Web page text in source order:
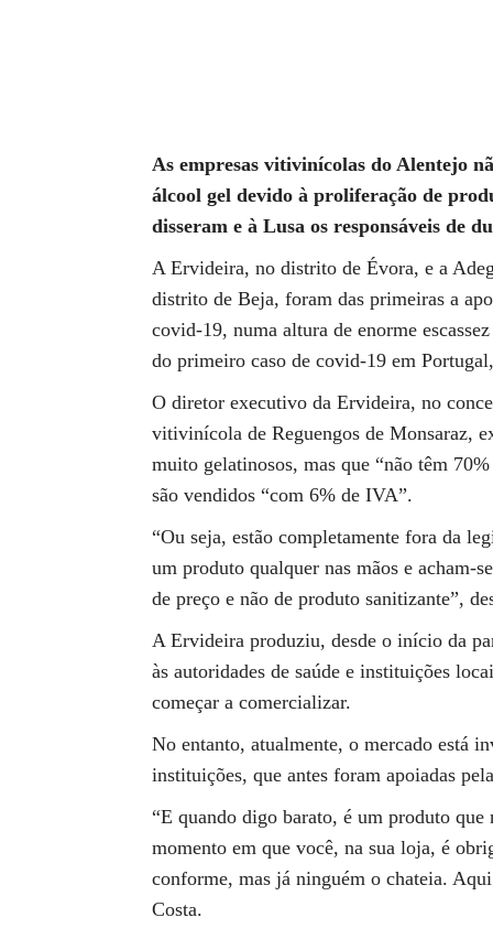
As empresas vitivinícolas do Alentejo
álcool gel devido à proliferação de
disseram e à Lusa os responsáveis de
A Ervideira, no distrito de Évora, e a
distrito de Beja, foram das primeiras a
covid-19, numa altura de enorme
do primeiro caso de covid-19 em
O diretor executivo da Ervideira, no
vitivinícola de Reguengos de Monsaraz,
muito gelatinosos, mas que “não têm
são vendidos “com 6% de IVA”.
“Ou seja, estão completamente fora da
um produto qualquer nas mãos e acham-
de preço e não de produto sanitizante”,
A Ervideira produziu, desde o início da
às autoridades de saúde e instituições
começar a comercializar.
No entanto, atualmente, o mercado está
instituições, que antes foram apoiadas
“E quando digo barato, é um produto
momento em que você, na sua loja, é
conforme, mas já ninguém o chateia.
Costa.